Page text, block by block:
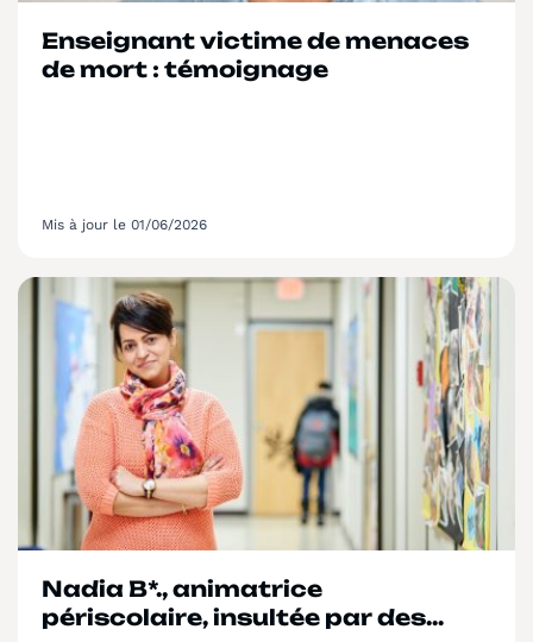
Enseignant victime de menaces
de mort : témoignage
Mis à jour le 01/06/2026
Nadia B*., animatrice
périscolaire, insultée par des